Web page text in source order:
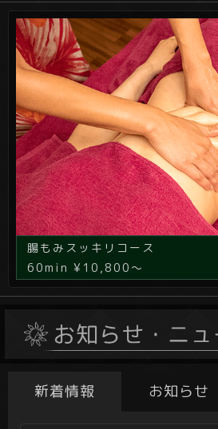
腸もみスッキリコース
60min ¥10,800～
新着情報 お知らせ